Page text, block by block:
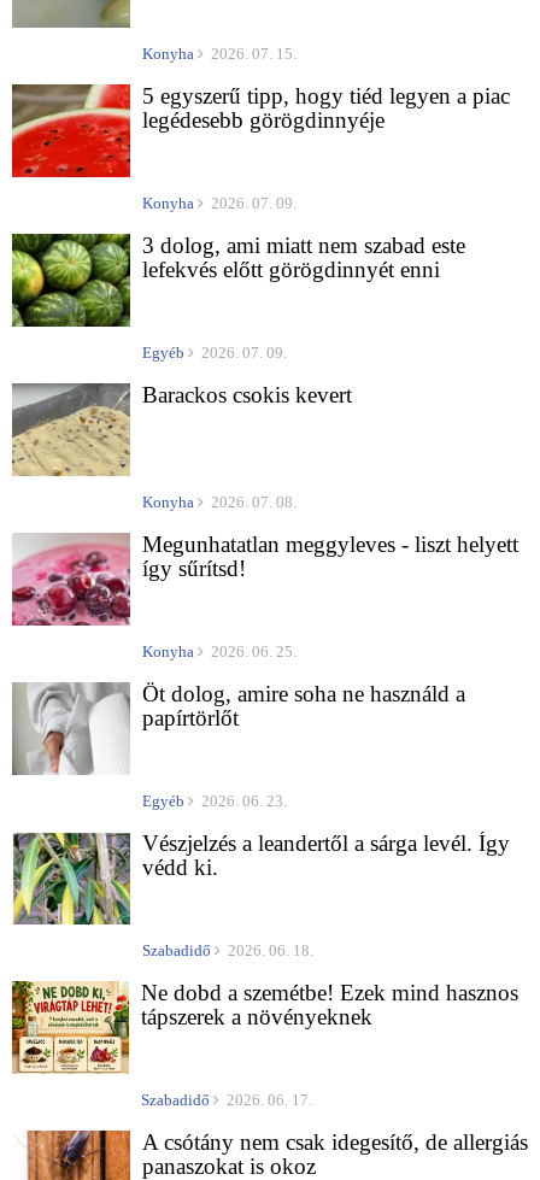
Konyha 2026. 07. 15.
5 egyszerű tipp, hogy tiéd legyen a piac
legédesebb görögdinnyéje
Konyha 2026. 07. 09.
3 dolog, ami miatt nem szabad este
lefekvés előtt görögdinnyét enni
Egyéb 2026. 07. 09.
Barackos csokis kevert
Konyha 2026. 07. 08.
Megunhatatlan meggyleves - liszt helyett
így sűrítsd!
Konyha 2026. 06. 25.
Öt dolog, amire soha ne használd a
papírtörlőt
Egyéb 2026. 06. 23.
Vészjelzés a leandertől a sárga levél. Így
védd ki.
Szabadidő 2026. 06. 18.
Ne dobd a szemétbe! Ezek mind hasznos
tápszerek a növényeknek
Szabadidő 2026. 06. 17.
A csótány nem csak idegesítő, de allergiás
panaszokat is okoz